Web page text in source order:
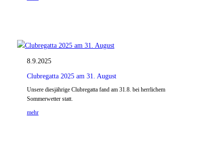
8.9.2025
Clubregatta 2025 am 31. August
Unsere diesjährige Clubregatta fand am 31.8. bei herrlichem
Sommerwetter statt.
mehr